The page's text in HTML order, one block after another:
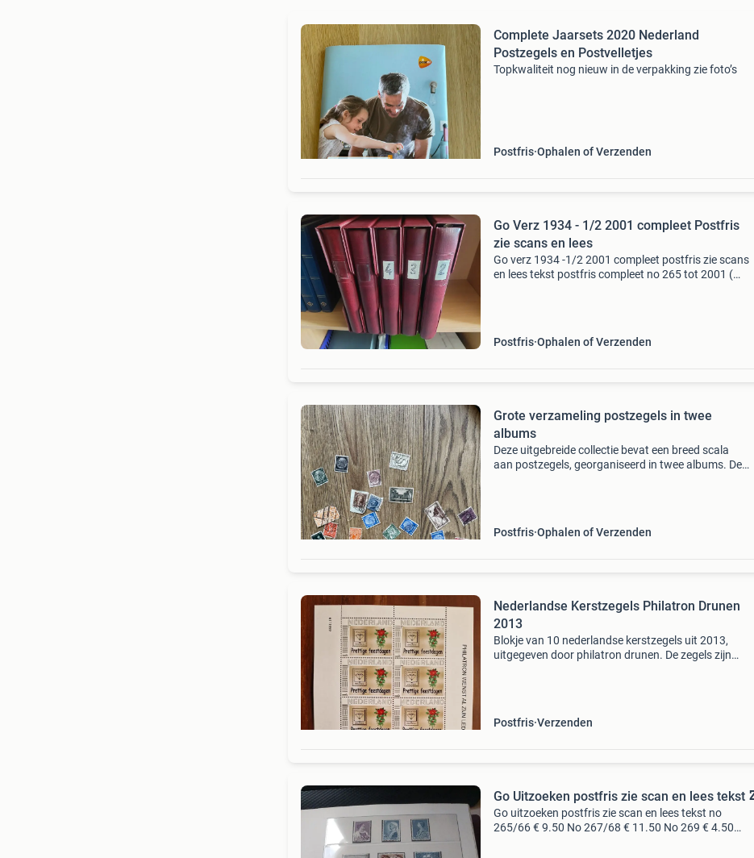
Complete Jaarsets 2020 Nederland
Postzegels en Postvelletjes
Topkwaliteit nog nieuw in de verpakking zie foto’s
Postfris Ophalen of Verzenden
Go Verz 1934 - 1/2 2001 compleet Postfris
zie scans en lees
Go verz 1934 -1/2 2001 compleet postfris zie scans
en lees tekst postfris compleet no 265 tot 2001 (
Postfris Ophalen of Verzenden
Grote verzameling postzegels in twee
albums
Deze uitgebreide collectie bevat een breed scala
aan postzegels, georganiseerd in twee albums. De
Postfris Ophalen of Verzenden
Nederlandse Kerstzegels Philatron Drunen
2013
Blokje van 10 nederlandse kerstzegels uit 2013,
uitgegeven door philatron drunen. De zegels zijn
Postfris Verzenden
Go Uitzoeken postfris zie scan en lees tekst
Go uitzoeken postfris zie scan en lees tekst no
265/66 € 9.50 No 267/68 € 11.50 No 269 € 4.50